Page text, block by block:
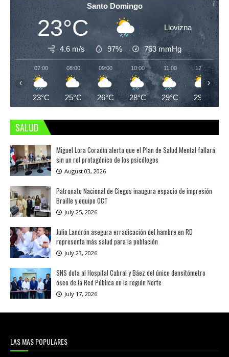
Santo Domingo
23°C Llovizna
4.6 m/s 97% 763mmHg
07:00
23°C
08:00
25°C
09:00
26°C
10:00
28°C
11:00
29°C
12:00
29°C
‹ ›
SALUD
Miguel Lora Coradín alerta que el Plan de Salud Mental fallará
sin un rol protagónico de los psicólogos
August 03, 2026
Patronato Nacional de Ciegos inaugura espacio de impresión
Braille y equipo OCT
July 25, 2026
Julio Landrón asegura erradicación del hambre en RD
representa más salud para la población
July 23, 2026
SNS dota al Hospital Cabral y Báez del único densitómetro
óseo de la Red Pública en la región Norte
July 17, 2026
LAS MAS POPULARES